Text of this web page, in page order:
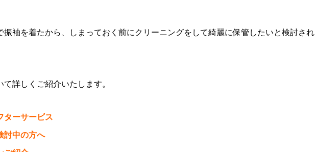
振袖を着たから、しまっておく前にクリーニングをして綺麗に保管したいと検討され
詳しくご紹介いたします。
ターサービス
討中の方へ